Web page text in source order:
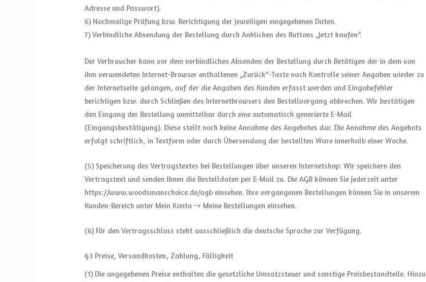
Adresse und Passwort).
6) Nochmalige Prüfung bzw. Berichtigung der jeweiligen eingegebenen Daten.
7) Verbindliche Absendung der Bestellung durch Anklicken des Buttons „Jetzt kaufen“.
Der Verbraucher kann vor dem verbindlichen Absenden der Bestellung durch Betätigen der in dem von
ihm verwendeten Internet-Browser enthaltenen „Zurück“-Taste nach Kontrolle seiner Angaben wieder zu
der Internetseite gelangen, auf der die Angaben des Kunden erfasst werden und Eingabefehler
berichtigen bzw. durch Schließen des Internetbrowsers den Bestellvorgang abbrechen. Wir bestätigen
den Eingang der Bestellung unmittelbar durch eine automatisch generierte E-Mail
(Eingangsbestätigung). Diese stellt noch keine Annahme des Angebotes dar. Die Annahme des Angebots
erfolgt schriftlich, in Textform oder durch Übersendung der bestellten Ware innerhalb einer Woche.
(5) Speicherung des Vertragstextes bei Bestellungen über unseren Internetshop: Wir speichern den
Vertragstext und senden Ihnen die Bestelldaten per E-Mail zu. Die AGB können Sie jederzeit unter
https://www.woodsmanschoice.de/agb einsehen. Ihre vergangenen Bestellungen können Sie in unserem
Kunden-Bereich unter Mein Konto –> Meine Bestellungen einsehen.
(6) Für den Vertragsschluss steht ausschließlich die deutsche Sprache zur Verfügung.
§3 Preise, Versandkosten, Zahlung, Fälligkeit
(1) Die angegebenen Preise enthalten die gesetzliche Umsatzsteuer und sonstige Preisbestandteile. Hinzu